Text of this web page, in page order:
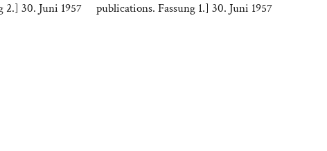
2.] 30. Juni 1957
publications. Fassung 1.] 30. Juni 1957